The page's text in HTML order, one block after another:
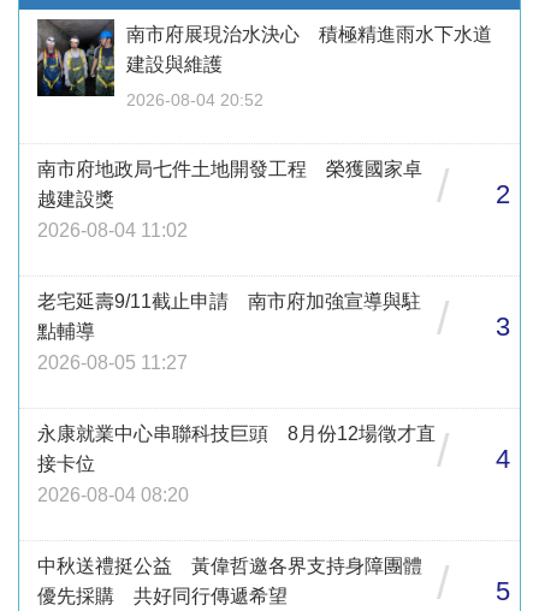
南市府展現治水決心 積極精進雨水下水道
建設與維護
2026-08-04 20:52
南市府地政局七件土地開發工程 榮獲國家卓
越建設獎
2026-08-04 11:02
/ 2
老宅延壽9/11截止申請 南市府加強宣導與駐
點輔導
2026-08-05 11:27
/ 3
永康就業中心串聯科技巨頭 8月份12場徵才直
接卡位
2026-08-04 08:20
/ 4
中秋送禮挺公益 黃偉哲邀各界支持身障團體
優先採購 共好同行傳遞希望
/ 5